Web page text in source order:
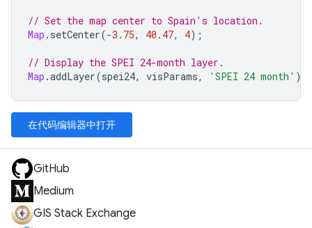
// Set the map center to Spain's location.
Map . setCenter(-3.75, 40.47, 4);
// Display the SPEI 24-month layer.
Map .addLayer(spei24, visParams, 'SPEI 24 month' );
在代码编辑器中打开
GitHub
Medium
GIS Stack Exchange